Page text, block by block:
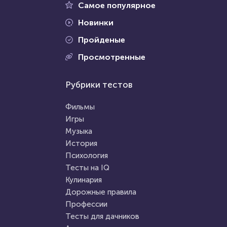
Проходили 74660 раз
Пройти тест
18 февраля 2021 160824
Тест на математические
26 января 2022
Рубрики тестов
Фильмы
Игры
Музыка
История
Психология
Тесты на IQ
Кулинария
Дорожные правила
Профессии
Тесты для дачников
Самое популярное
Новинки
Пройденые
Просмотренные